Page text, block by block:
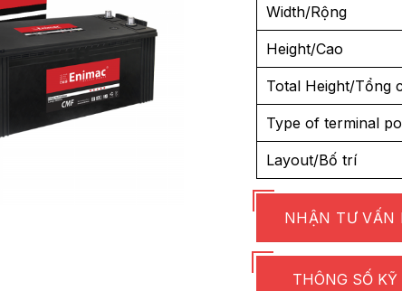
Width/Rộng
Height/Cao
Total Height/Tổng
Type of terminal
Layout/Bố trí
NHẬN TƯ VẤN
THÔNG SỐ